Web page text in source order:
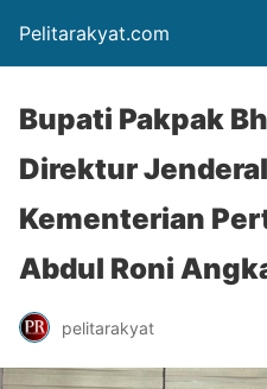
Pelitarakyat.com
Bupati Pakpak
Direktur
Kementerian
Abdul Roni
pelitarakyat